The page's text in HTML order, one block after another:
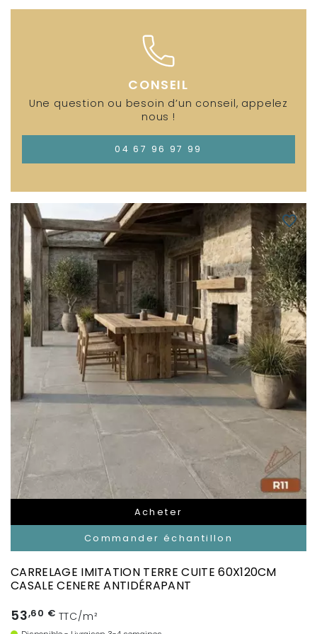
CONSEIL
Une question ou besoin d’un conseil, appelez
nous !
04 67 96 97 99
Acheter
Commander échantillon
favorite_border
CARRELAGE IMITATION TERRE CUITE 60X120CM
CASALE CENERE ANTIDÉRAPANT
53,60 € TTC/m²